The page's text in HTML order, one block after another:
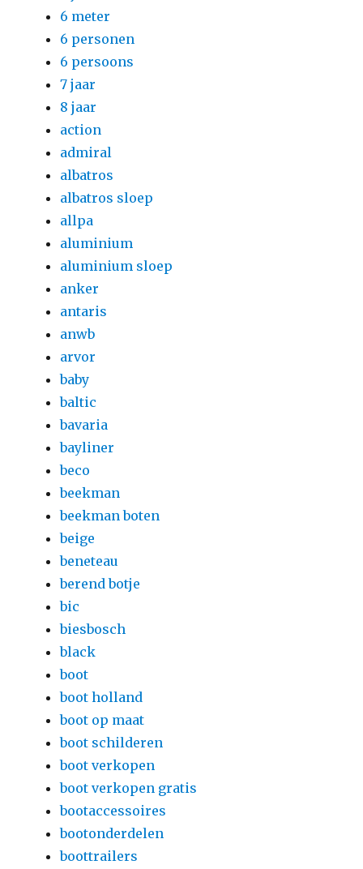
6 meter
6 personen
6 persoons
7 jaar
8 jaar
action
admiral
albatros
albatros sloep
allpa
aluminium
aluminium sloep
anker
antaris
anwb
arvor
baby
baltic
bavaria
bayliner
beco
beekman
beekman boten
beige
beneteau
berend botje
bic
biesbosch
black
boot
boot holland
boot op maat
boot schilderen
boot verkopen
boot verkopen gratis
bootaccessoires
bootonderdelen
boottrailers